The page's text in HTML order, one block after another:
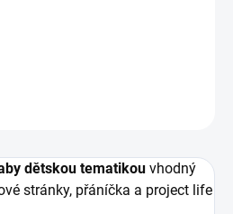
dětskou tematikou vhodný
stránky, přáníčka a project life